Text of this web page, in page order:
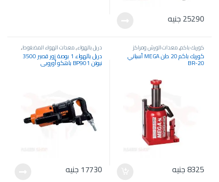
25290 جنيه
كوريك باكم,معدات الورش ومراكز
الخدمة,معدات هيدروليك كوريك باكم 20 طن MEGA أسباني
BR-20
8325جنيه
دريل بالهواء,معدات الهواء المضغوط,
معدات الورش ومراكز الخدمة دريل بالهواء 1 بوصة زور قصير 3500
نيوتن BP901 باهكو أوروبي
17730 جنيه